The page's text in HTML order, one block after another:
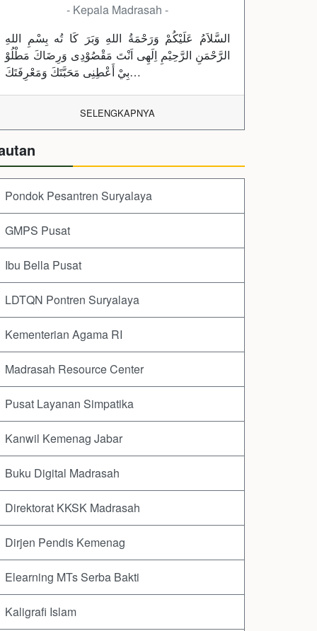
- Kepala Madrasah -
السَّلاَمُ عَلَيْكُمْ وَرَحْمَةُ اللهِ وَبَرَ كَا تُه بِسْمِ اللهِ
الرَّحْمَنِ الرَّحِيْمِ اِلَهِى اَنْتَ مَقْصُوْدِى وَرِضَاكَ مَطْلُوْ
بِيْ أَعْطِنِى مَحَبَّتَكَ وَمَعْرِفَتَكَ…
SELENGKAPNYA
Pondok Pesantren Suryalaya
GMPS Pusat
Ibu Bella Pusat
LDTQN Pontren Suryalaya
Kementerian Agama RI
Madrasah Resource Center
Pusat Layanan Simpatika
Kanwil Kemenag Jabar
Buku Digital Madrasah
Direktorat KKSK Madrasah
Dirjen Pendis Kemenag
Elearning MTs Serba Bakti
Kaligrafi Islam